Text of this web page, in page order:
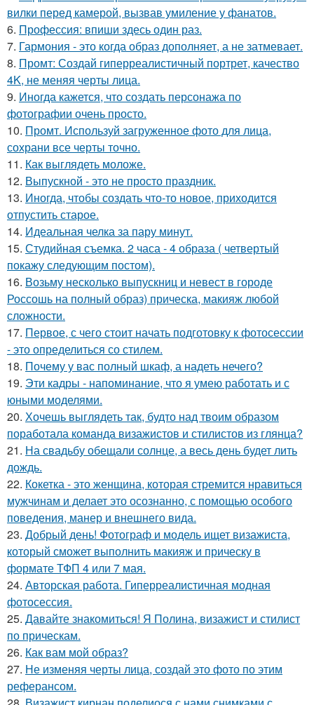
вилки перед камерой, вызвав умиление у фанатов.
6. Профессия: впиши здесь один раз.
7. Гармония - это когда образ дополняет, а не затмевает.
8. Промт: Создай гиперреалистичный портрет, качество
4K, не меняя черты лица.
9. Иногда кажется, что создать персонажа по
фотографии очень просто.
10. Промт. Используй загруженное фото для лица,
сохрани все черты точно.
11. Как выглядеть моложе.
12. Выпускной - это не просто праздник.
13. Иногда, чтобы создать что-то новое, приходится
отпустить старое.
14. Идеальная челка за пару минут.
15. Студийная съемка. 2 часа - 4 образа ( четвертый
покажу следующим постом).
16. Возьму несколько выпускниц и невест в городе
Россошь на полный образ) прическа, макияж любой
сложности.
17. Первое, с чего стоит начать подготовку к фотосессии
- это определиться со стилем.
18. Почему у вас полный шкаф, а надеть нечего?
19. Эти кадры - напоминание, что я умею работать и с
юными моделями.
20. Хочешь выглядеть так, будто над твоим образом
поработала команда визажистов и стилистов из глянца?
21. На свадьбу обещали солнце, а весь день будет лить
дождь.
22. Кокетка - это женщина, которая стремится нравиться
мужчинам и делает это осознанно, с помощью особого
поведения, манер и внешнего вида.
23. Добрый день! Фотограф и модель ищет визажиста,
который сможет выполнить макияж и прическу в
формате ТФП 4 или 7 мая.
24. Авторская работа. Гиперреалистичная модная
фотосессия.
25. Давайте знакомиться! Я Полина, визажист и стилист
по прическам.
26. Как вам мой образ?
27. Не изменяя черты лица, создай это фото по этим
реферансом.